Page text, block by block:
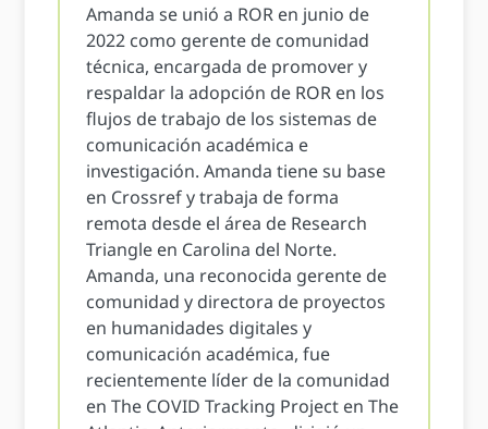
Amanda se unió a ROR en junio de
2022 como gerente de comunidad
técnica, encargada de promover y
respaldar la adopción de ROR en los
flujos de trabajo de los sistemas de
comunicación académica e
investigación. Amanda tiene su base
en Crossref y trabaja de forma
remota desde el área de Research
Triangle en Carolina del Norte.
Amanda, una reconocida gerente de
comunidad y directora de proyectos
en humanidades digitales y
comunicación académica, fue
recientemente líder de la comunidad
en The COVID Tracking Project en The